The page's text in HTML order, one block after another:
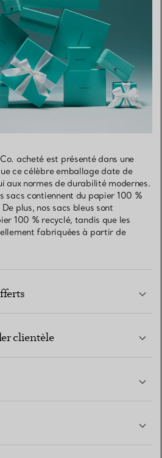
acheté est présenté dans une
ce célèbre emballage date de
aux normes de durabilité modernes.
sacs contiennent du papier 100 %
plus, nos sacs bleus sont
100 % recyclé, tandis que les
fabriquées à partir de
clientèle